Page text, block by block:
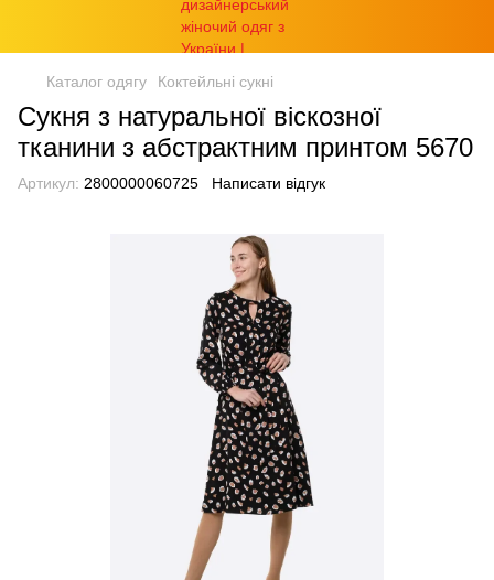
Каталог одягу Коктейльні сукні
Сукня з натуральної віскозної
тканини з абстрактним принтом 5670
Артикул: 2800000060725 Написати відгук